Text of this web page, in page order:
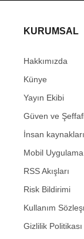
KURUMSAL
Hakkımızda
Künye
Yayın Ekibi
Güven ve
İnsan kaynakları
Mobil Uygulama
RSS Akışları
Risk Bildirimi
Kullanım
Gizlilik Politikası